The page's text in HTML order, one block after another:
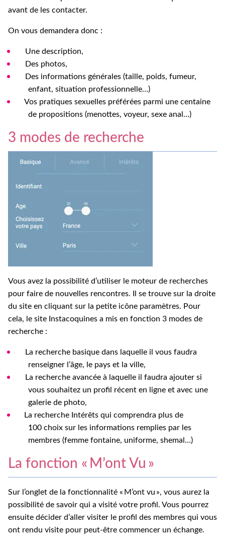
avant de les contacter.
On vous demandera donc :
Une description,
Des photos,
Des informations générales (taille, poids, fumeur,
enfant, situation professionnelle…)
Vos pratiques sexuelles préférées parmi une centaine
de propositions (menottes, voyeur, sexe anal…)
3 modes de recherche
Vous avez la possibilité d’utiliser le moteur de recherches
pour faire de nouvelles rencontres. Il se trouve sur la droite
du site en cliquant sur la petite icône paramètres. Pour
cela, le site Instacoquines a mis en fonction 3 modes de
recherche :
La recherche basique dans laquelle il vous faudra
renseigner l’âge, le pays et la ville,
La recherche avancée à laquelle il faudra ajouter si
vous souhaitez un profil récent en ligne et avec une
galerie de photo,
La recherche Intérêts qui comprendra plus de
100 choix sur les informations remplies par les
membres (femme fontaine, uniforme, shemal…)
La fonction « M’ont Vu »
Sur l’onglet de la fonctionnalité « M’ont vu », vous aurez la
possibilité de savoir qui a visité votre profil. Vous pourrez
ensuite décider d’aller visiter le profil des membres qui vous
ont rendu visite pour peut-être commencer un échange.